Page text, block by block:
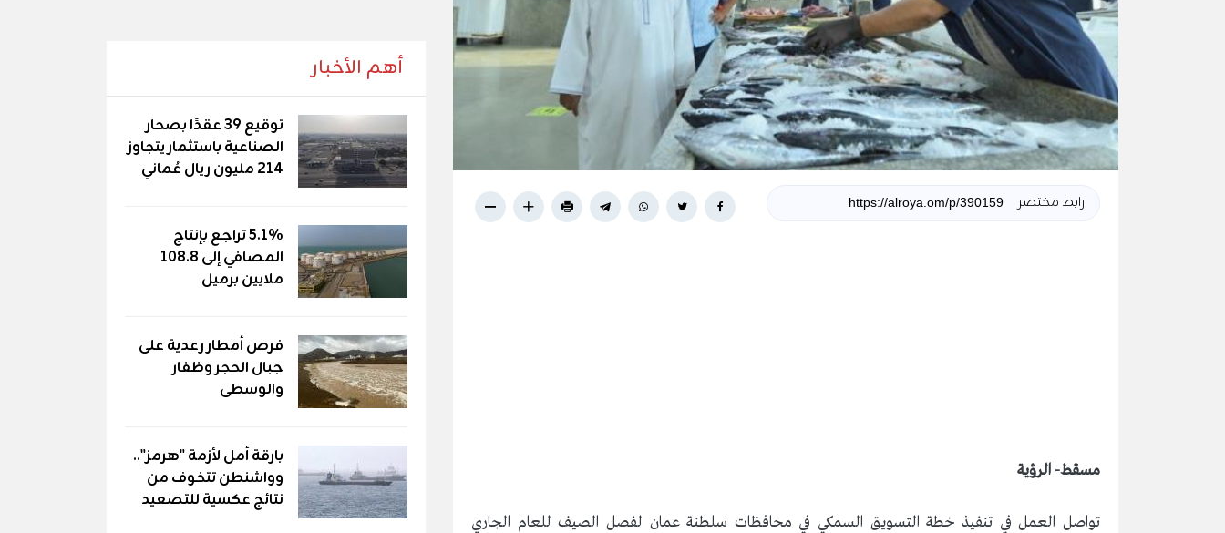
رابط مختصر
مسقط- الرؤية
تواصل العمل في تنفيذ خطة التسويق السمكي في محافظات سلطنة عمان لفصل الصيف للعام الجاري
أهم الأخبار
توقيع 39 عقدًا بصحار
الصناعية باستثمار يتجاوز
214 مليون ريال عُماني
5.1% تراجع بإنتاج
المصافي إلى 108.8
ملايين برميل
فرص أمطار رعدية على
جبال الحجر وظفار
والوسطى
بارقة أمل لأزمة "هرمز"..
وواشنطن تتخوف من
نتائج عكسية للتصعيد